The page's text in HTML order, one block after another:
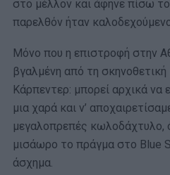
στο μέλλον και άφηνε πίσω
παρελθόν ήταν
Μόνο που η επιστροφή στην
βγαλμένη από τη σκηνοθετική
Κάρπεντερ: μπορεί αρχικά να
μια χαρά και ν’
μεγαλοπρεπές
μισάωρο το πράγμα στο Blue
άσχημα.